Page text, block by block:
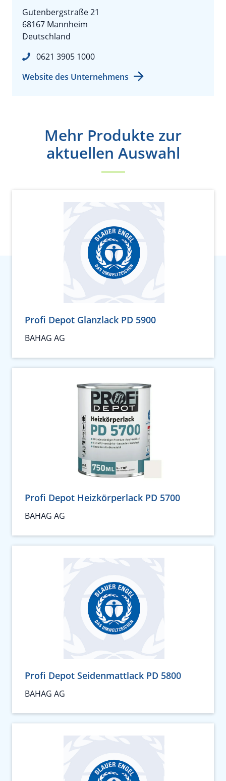
Gutenbergstraße 21
68167 Mannheim
Deutschland
0621 3905 1000
Website des Unternehmens
Mehr Produkte zur
aktuellen Auswahl
Profi Depot Glanzlack PD 5900
BAHAG AG
Profi Depot Heizkörperlack PD 5700
BAHAG AG
Profi Depot Seidenmattlack PD 5800
BAHAG AG